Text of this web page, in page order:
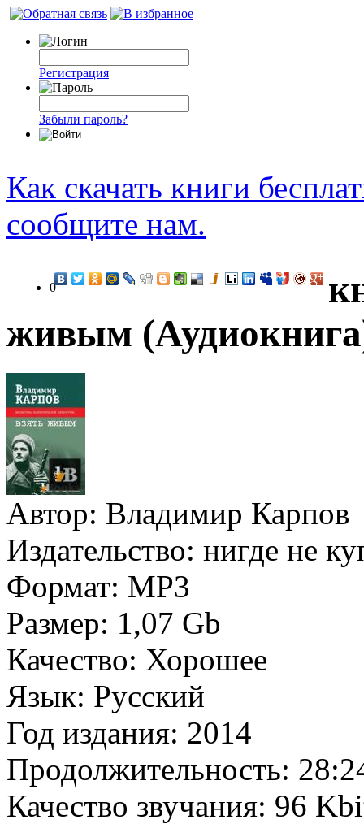
Регистрация
Забыли пароль?
Как скачать книги
сообщите нам.
0
живым
Автор: Владимир Карпов
Издательство: нигде не
Формат: MP3
Размер: 1,07 Gb
Качество: Хорошее
Язык: Русский
Год издания: 2014
Продолжительность:
Качество звучания: 96